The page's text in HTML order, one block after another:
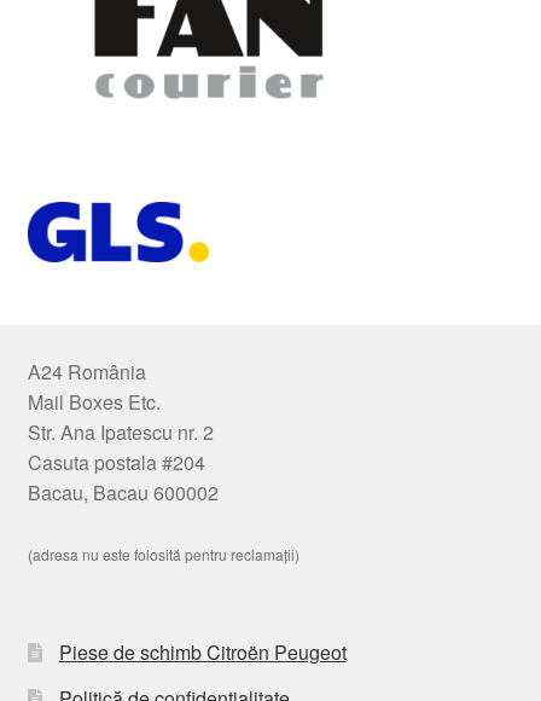
A24 România
Mail Boxes Etc.
Str. Ana Ipatescu nr. 2
Casuta postala #204
Bacau, Bacau 600002
(adresa nu este folosită pentru reclamații)
Piese de schimb Citroën Peugeot